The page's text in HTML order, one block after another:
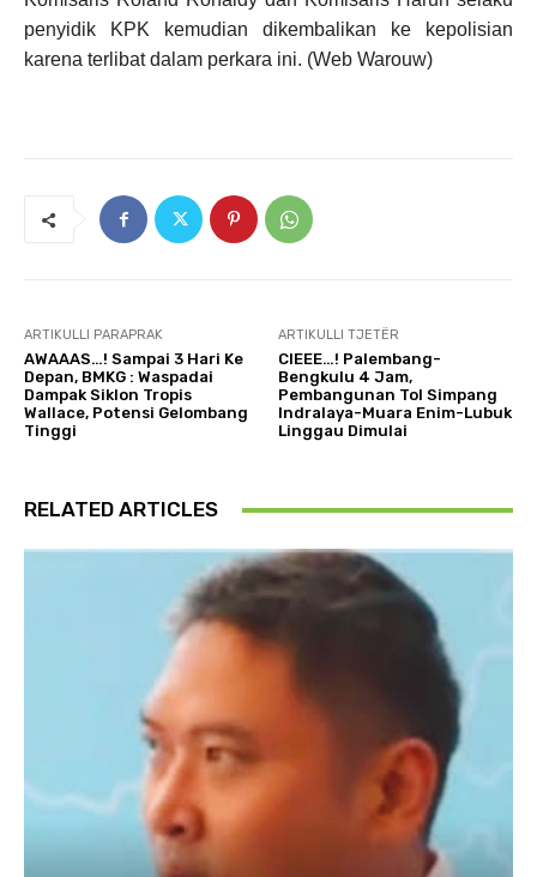
penyidik KPK kemudian dikembalikan ke kepolisian
karena terlibat dalam perkara ini. (Web Warouw)
ARTIKULLI PARAPRAK
AWAAAS…! Sampai 3 Hari Ke
Depan, BMKG : Waspadai
Dampak Siklon Tropis
Wallace, Potensi Gelombang
Tinggi
ARTIKULLI TJETËR
CIEEE…! Palembang-
Bengkulu 4 Jam,
Pembangunan Tol Simpang
Indralaya-Muara Enim-Lubuk
Linggau Dimulai
RELATED ARTICLES